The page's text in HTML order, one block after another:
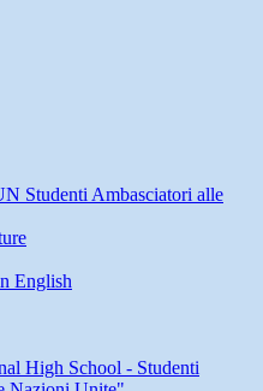
Studenti Ambasciatori alle
English
High School - Studenti